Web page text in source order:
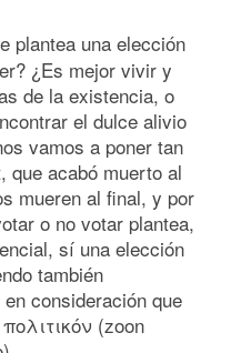
plantea una elección
¿Es mejor vivir y
de la existencia, o
el dulce alivio
vamos a poner tan
que acabó muerto al
mueren al final, y por
o no votar plantea,
sí una elección
también
consideración que
(zoon